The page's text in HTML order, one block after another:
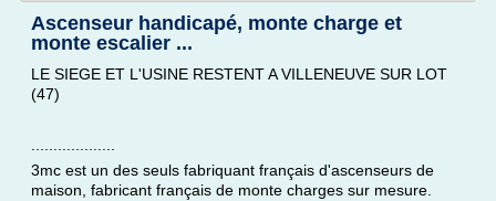
Ascenseur handicapé, monte charge et
monte escalier ...
LE SIEGE ET L'USINE RESTENT A VILLENEUVE SUR LOT
(47)
3mc est un des seuls fabriquant français d'ascenseurs de
maison, fabricant français de monte charges sur mesure.